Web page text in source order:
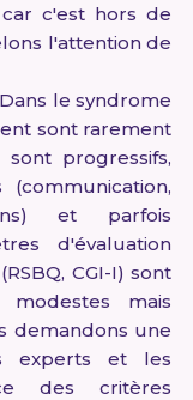
c'est hors de
l'attention de
le syndrome
sont rarement
progressifs,
et parfois
d'évaluation
CGI-I) sont
mais
demandons une
experts et les
des critères